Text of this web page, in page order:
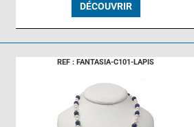
DÉCOUVRIR
REF : FANTASIA-C101-LAPIS